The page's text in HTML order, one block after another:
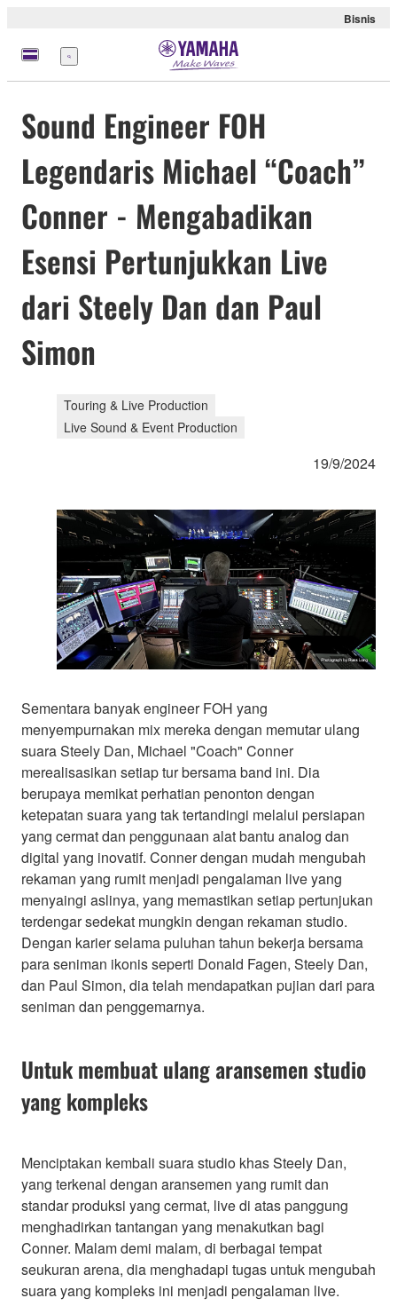
Bisnis
Menu
Sound Engineer FOH
Legendaris Michael “Coach”
Conner - Mengabadikan
Esensi Pertunjukkan Live
dari Steely Dan dan Paul
Simon
Touring & Live Production
Live Sound & Event Production
19/9/2024
Sementara banyak engineer FOH yang
menyempurnakan mix mereka dengan memutar ulang
suara Steely Dan, Michael "Coach" Conner
merealisasikan setiap tur bersama band ini. Dia
berupaya memikat perhatian penonton dengan
ketepatan suara yang tak tertandingi melalui persiapan
yang cermat dan penggunaan alat bantu analog dan
digital yang inovatif. Conner dengan mudah mengubah
rekaman yang rumit menjadi pengalaman live yang
menyaingi aslinya, yang memastikan setiap pertunjukan
terdengar sedekat mungkin dengan rekaman studio.
Dengan karier selama puluhan tahun bekerja bersama
para seniman ikonis seperti Donald Fagen, Steely Dan,
dan Paul Simon, dia telah mendapatkan pujian dari para
seniman dan penggemarnya.
Untuk membuat ulang aransemen studio
yang kompleks
Menciptakan kembali suara studio khas Steely Dan,
yang terkenal dengan aransemen yang rumit dan
standar produksi yang cermat, live di atas panggung
menghadirkan tantangan yang menakutkan bagi
Conner. Malam demi malam, di berbagai tempat
seukuran arena, dia menghadapi tugas untuk mengubah
suara yang kompleks ini menjadi pengalaman live.